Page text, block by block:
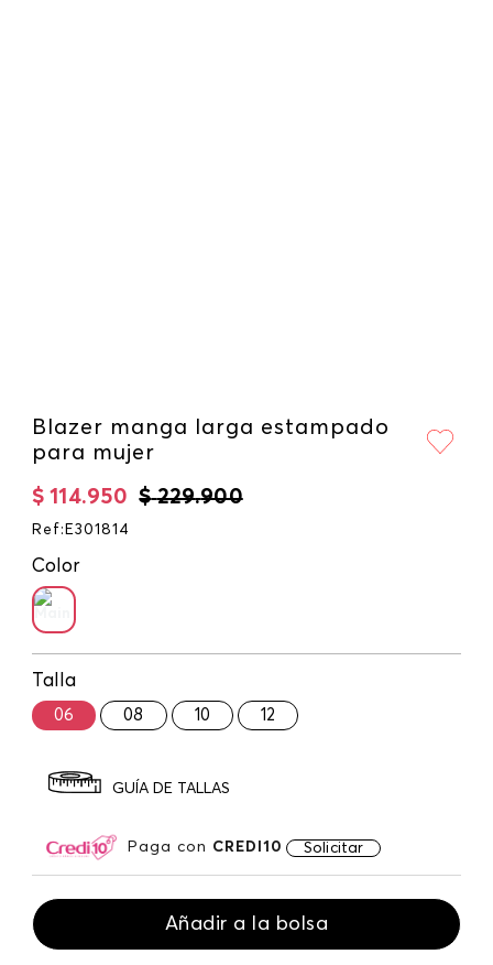
Blazer manga larga estampado
para mujer
$ 229.900
$ 114.950
Ref : E301814
Color
Talla
06 08 10 12
GUÍA DE TALLAS
Paga con CREDI10 Solicitar
Añadir a la bolsa